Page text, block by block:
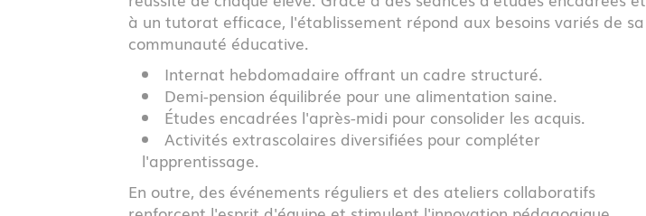
à un tutorat efficace, l'établissement répond aux besoins variés de sa
communauté éducative.
Internat hebdomadaire offrant un cadre structuré.
Demi-pension équilibrée pour une alimentation saine.
Études encadrées l'après-midi pour consolider les acquis.
Activités extrascolaires diversifiées pour compléter
l'apprentissage.
En outre, des événements réguliers et des ateliers collaboratifs